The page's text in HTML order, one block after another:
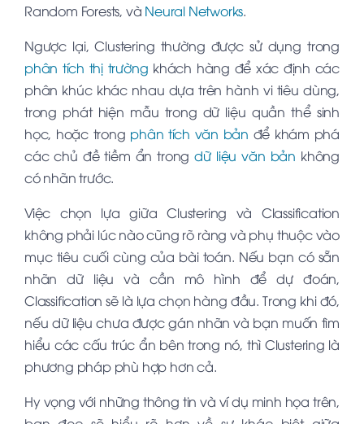
Random Forests, và Neural Networks.
Ngược lại, Clustering thường được sử dụng trong
phân tích thị trường khách hàng để xác định các
phân khúc khác nhau dựa trên hành vi tiêu dùng,
trong phát hiện mẫu trong dữ liệu quần thể sinh
học, hoặc trong phân tích văn bản để khám phá
các chủ đề tiềm ẩn trongdữ liệu văn bản không
có nhãn trước.
Việc chọn lựa giữa Clustering và Classification
không phải lúc nào cũng rõ ràng và phụ thuộc vào
mục tiêu cuối cùng của bài toán. Nếu bạn có sẵn
nhãn dữ liệu và cần mô hình để dự đoán,
Classification sẽ là lựa chọn hàng đầu. Trong khi đó,
nếu dữ liệu chưa được gán nhãn và bạn muốn tìm
hiểu các cấu trúc ẩn bên trong nó, thì Clustering là
phương pháp phù hợp hơn cả.
Hy vọng với những thông tin và ví dụ minh họa trên,